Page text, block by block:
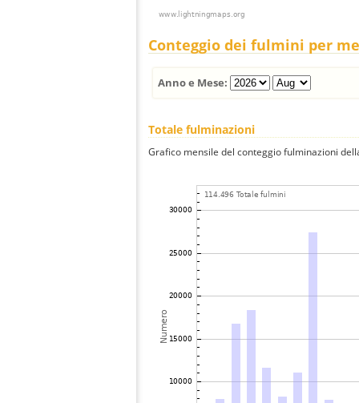
Conteggio dei fulmini per
Anno e Mese:
Totale fulminazioni
Grafico mensile del conteggio fulminazioni